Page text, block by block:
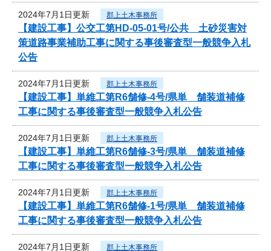
2024年7月1日更新 郡上土木事務所
【建設工事】公交工第HD-05-01号/公共 土砂災害対
策道路事業補助工事に関する事後審査型一般競争入札
公告
2024年7月1日更新 郡上土木事務所
【建設工事】単維工第R6舗修-4号/県単 舗装道補修
工事に関する事後審査型一般競争入札公告
2024年7月1日更新 郡上土木事務所
【建設工事】単維工第R6舗修-3号/県単 舗装道補修
工事に関する事後審査型一般競争入札公告
2024年7月1日更新 郡上土木事務所
【建設工事】単維工第R6舗修-1号/県単 舗装道補修
工事に関する事後審査型一般競争入札公告
2024年7月1日更新 郡上土木事務所